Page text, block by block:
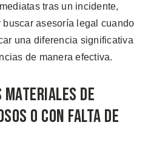
tras un incidente,
asesoría legal cuando
una diferencia significativa
de manera efectiva.
Materiales de
o con Falta de